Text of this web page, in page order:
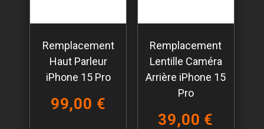
Remplacement
Haut Parleur
iPhone 15 Pro
99,00 €
Remplacement
Lentille Caméra
Arrière iPhone 15
Pro
39,00 €